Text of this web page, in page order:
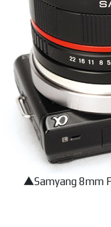
▲Samyang 8mm